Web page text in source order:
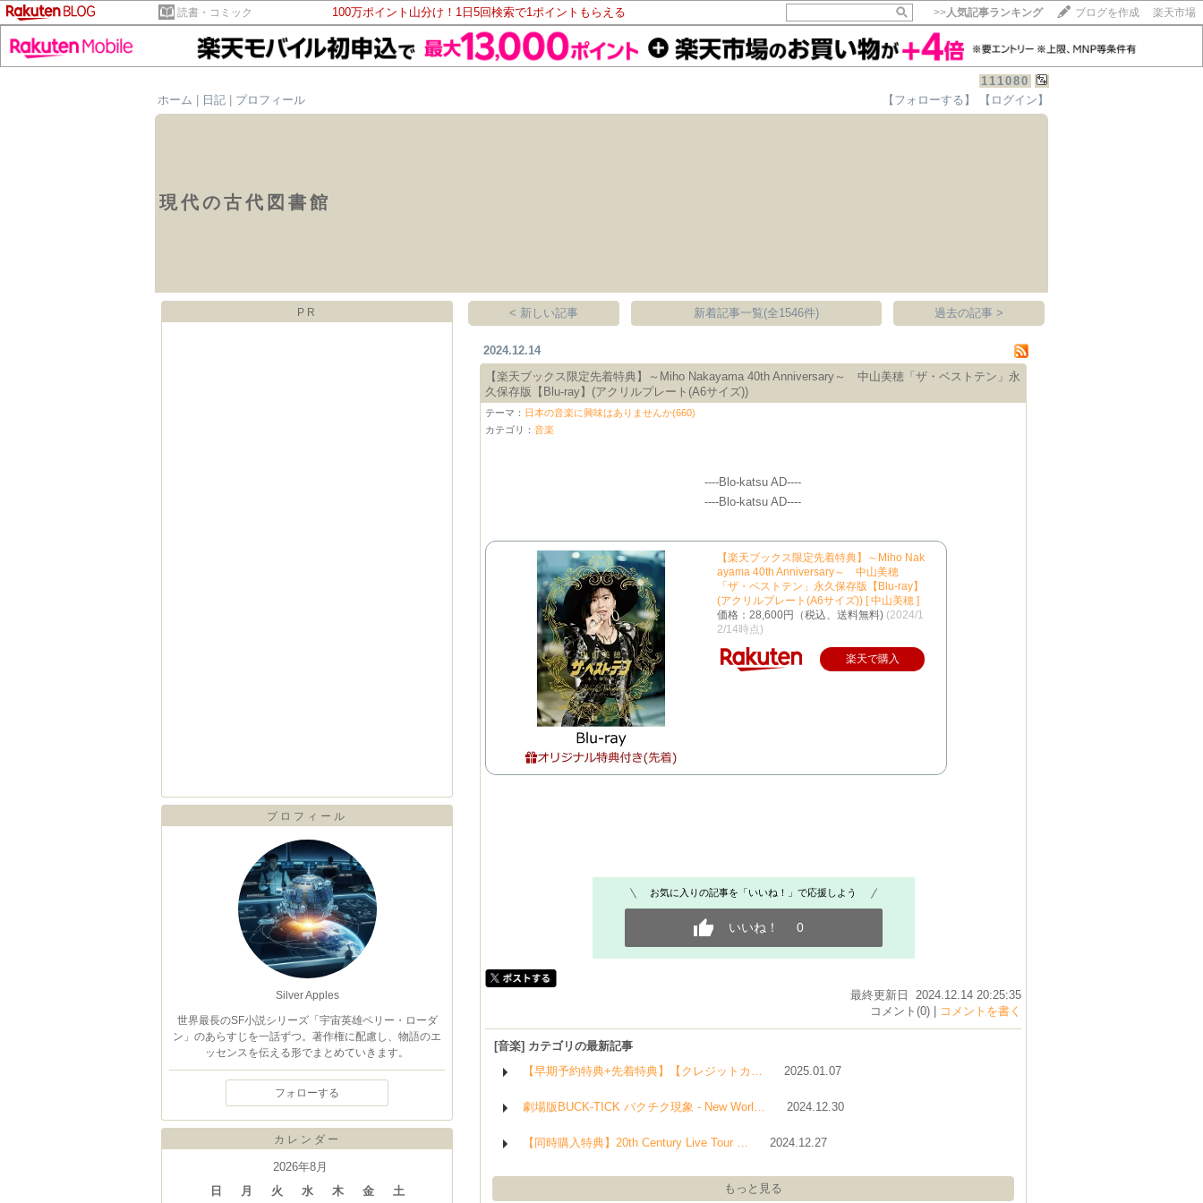
読書・コミック 100万ポイント山分け！1日5回検索で1ポイントもらえる >>人気記事ランキング ブログを作成 楽天市場
111080
ホーム
日記 プロフィール 【フォローする】 【ログイン】
現代の古代図書館
PR
プロフィール
Silver Apples
世界最長のSF小説シリーズ「宇宙英雄ペリー・ローダ
ン」のあらすじを一話ずつ。著作権に配慮し、物語のエ
ッセンスを伝える形でまとめていきます。
フォローする
カレンダー
2026年8月
日
月 火 水 木 金
土
< 新しい記事 新着記事一覧(全1546件) 過去の記事 >
2024.12.14
【楽天ブックス限定先着特典】～Miho Nakayama 40th Anniversary～ 中山美穂「ザ・ベストテン」永
久保存版【Blu-ray】(アクリルプレート(A6サイズ))
テーマ： 日本の音楽に興味はありませんか(660)
カテゴリ：音楽
----Blo-katsu AD----
----Blo-katsu AD----
【楽天ブックス限定先着特典】～Miho Nak
ayama 40th Anniversary～ 中山美穂
「ザ・ベストテン」永久保存版【Blu-ray】
(アクリルプレート(A6サイズ)) [ 中山美穂 ]
価格：28,600円（税込、送料無料) (2024/1
2/14時点)
楽天で購入
お気に入りの記事を「いいね！」で応援しよう
いいね！ 0
最終更新日 2024.12.14 20:25:35
コメント(0) |
コメントを書く
[音楽] カテゴリの最新記事
【早期予約特典+先着特典】【クレジットカ…
2025.01.07
劇場版BUCK-TICK バクチク現象 - New Worl… 2024.12.30
【同時購入特典】20th Century Live Tour … 2024.12.27
もっと見る